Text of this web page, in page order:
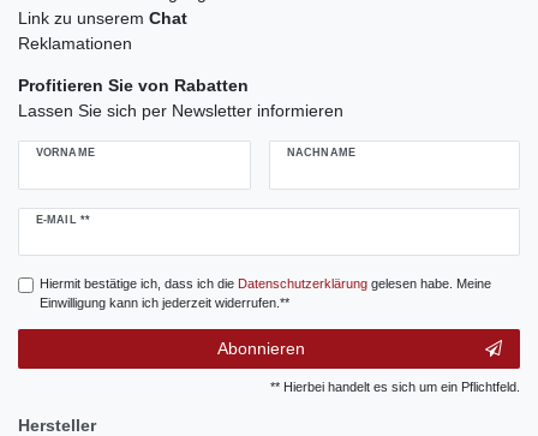
Link zu unserem Chat
Reklamationen
Profitieren Sie von Rabatten
Lassen Sie sich per Newsletter informieren
VORNAME NACHNAME
E-MAIL **
Newsletter
Hiermit bestätige ich, dass ich die Daten­schutz­erklärunggelesen habe. Meine
Einwilligung kann ich jederzeit widerrufen.**
Abonnieren
** Hierbei handelt es sich um ein Pflichtfeld.
Hersteller